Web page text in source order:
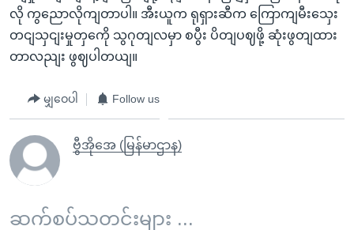
လို ကွညောလိုကျတာပါ။ အီးယူက ရုရှားဆီက ကြောကျမီးသှေး
တငျသှငျးမှုတှကေို သွဂုတျလမှာ စပွီး ပိတျပဈဖို့ ဆုံးဖွတျထား
တာလညျး ဖွဈပါတယျ။
မျှဝေပါ Follow us
ဗွီအိုအေ (မြန်မာဌာန)
ဆက်စပ်သတင်းများ ...